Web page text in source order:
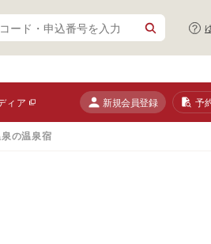
ィア 新規会員登録 予
の温泉宿